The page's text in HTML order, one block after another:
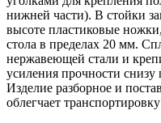
нижней части). В стойки
высоте пластиковые
стола в пределах 20 мм.
нержавеющей стали и
усиления прочности
Изделие разборное и
облегчает